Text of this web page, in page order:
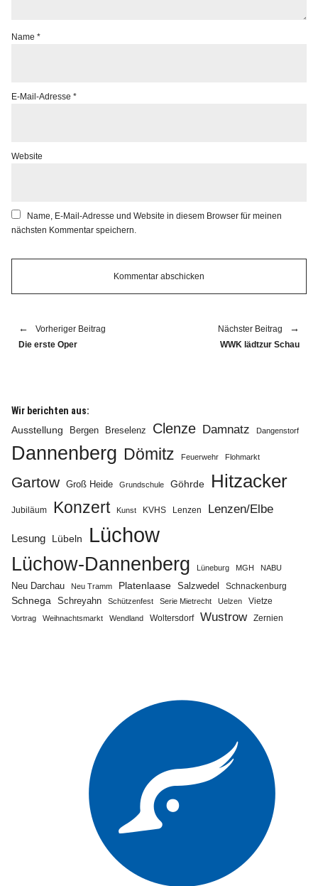
Name*
E-Mail-Adresse*
Website
Name, E-Mail-Adresse und Website in diesem Browser für meinen
nächsten Kommentar speichern.
Vorheriger Beitrag
Die erste Oper
Nächster Beitrag
WWK lädtzur Schau
Wir berichten aus:
Ausstellung
Bergen Breselenz Clenze Damnatz Dangenstorf
Dannenberg Dömitz Feuerwehr Flohmarkt
Gartow Groß Heide Grundschule Göhrde Hitzacker
Jubiläum Konzert Kunst KVHS Lenzen Lenzen/Elbe
Lesung Lübeln Lüchow
Lüchow-Dannenberg Lüneburg MGH NABU
Neu Darchau Neu Tramm Platenlaase Salzwedel Schnackenburg
Schnega Schreyahn Schützenfest Serie Mietrecht Uelzen Vietze
Vortrag Weihnachtsmarkt Wendland Woltersdorf Wustrow Zernien